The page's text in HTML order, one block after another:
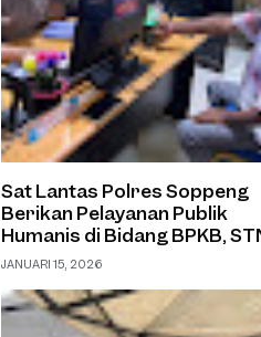
Sat Lantas Polres Soppeng
Berikan Pelayanan Publik
Humanis di Bidang BPKB,
dan SIM
JANUARI 15, 2026